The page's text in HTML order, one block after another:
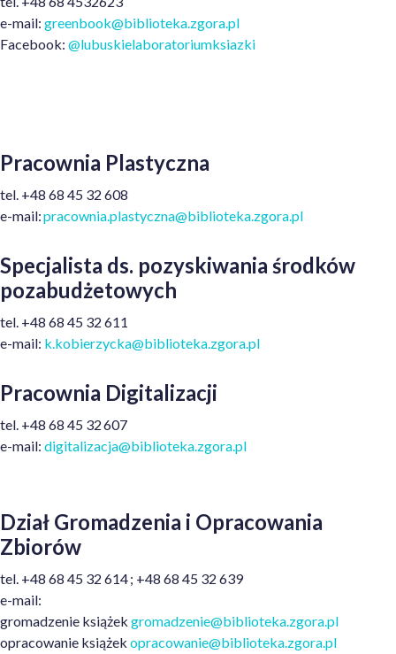
e-mail: greenbook@biblioteka.zgora.pl
Facebook: @lubuskielaboratoriumksiazki
Pracownia Plastyczna
tel. +48 68 45 32 608
e-mail:pracownia.plastyczna@biblioteka.zgora.pl
Specjalista ds. pozyskiwania środków
pozabudżetowych
tel. +48 68 45 32 611
e-mail: k.kobierzycka@biblioteka.zgora.pl
Pracownia Digitalizacji
tel. +48 68 45 32 607
e-mail: digitalizacja@biblioteka.zgora.pl
Dział Gromadzenia i Opracowania
Zbiorów
tel. +48 68 45 32 614; +48 68 45 32 639
e-mail:
gromadzenie książek gromadzenie@biblioteka.zgora.pl
opracowanie książek opracowanie@biblioteka.zgora.pl